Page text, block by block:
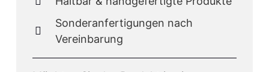
Sonderanfertigungen nach
Vereinbarung